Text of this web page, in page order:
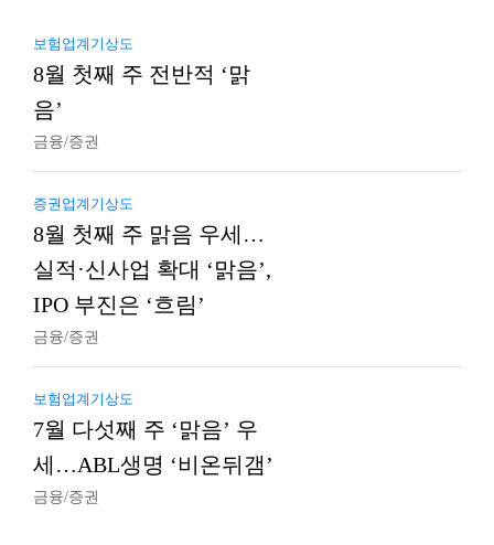
보험업계기상도
8월 첫째 주 전반적 ‘맑
음’
금융/증권
증권업계기상도
8월 첫째 주 맑음 우세…
실적·신사업 확대 ‘맑음’,
IPO 부진은 ‘흐림’
금융/증권
보험업계기상도
7월 다섯째 주 ‘맑음’ 우
세…ABL생명 ‘비온뒤갬’
금융/증권